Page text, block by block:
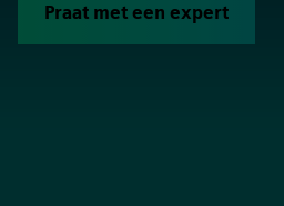
Praat met een expert